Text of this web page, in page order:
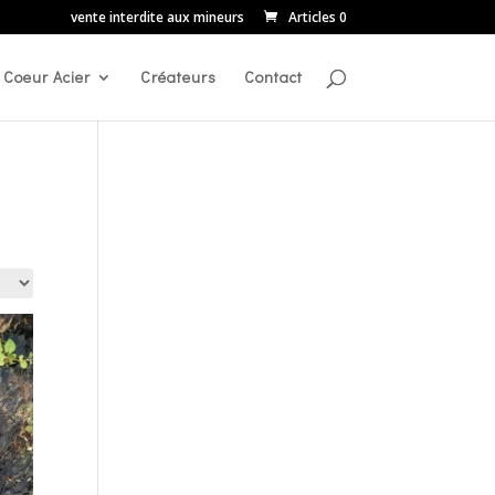
vente interdite aux mineurs Articles 0
Coeur Acier Créateurs Contact